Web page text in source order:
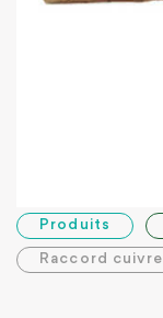
Produits
Raccord cuivre